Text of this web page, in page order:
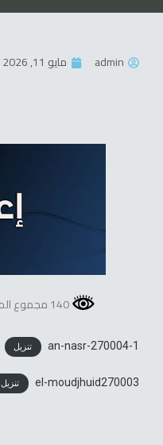
admin مايو 11, 2026
140 مجموع المشاهدات
an-nasr-270004-1 تنزيل
el-moudjhuid270003 تنزيل